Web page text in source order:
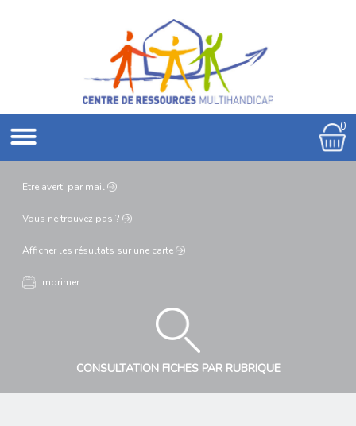
0
Etre averti par mail
Vous netrouvez pas ?
Afficher les résultats sur une carte
Imprimer
CONSULTATION FICHES PAR RUBRIQUE